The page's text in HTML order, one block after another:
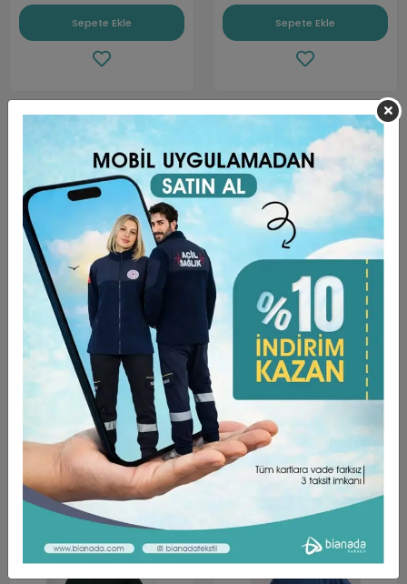
Sepete Ekle Sepete Ekle
Zarf Yaka Erkek Tek Üst -
48 Siyah
649,99 TL
Sepete Ekle
Zarf Yaka Erkek Tek Üst -
47 Lacivert
649,99 TL